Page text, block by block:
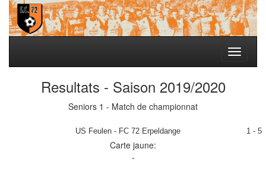
Toggle
Resultats - Saison 2019/2020
Seniors 1 - Match de championnat
US Feulen - FC 72 Erpeldange 1 - 5
Carte jaune:
-